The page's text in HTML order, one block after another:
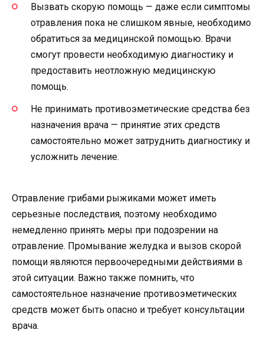
Вызвать скорую помощь — даже если симптомы
отравления пока не слишком явные, необходимо
обратиться за медицинской помощью. Врачи
смогут провести необходимую диагностику и
предоставить неотложную медицинскую
помощь.
Не принимать противоэметические средства без
назначения врача — принятие этих средств
самостоятельно может затруднить диагностику и
усложнить лечение.
Отравление грибами рыжиками может иметь
серьезные последствия, поэтому необходимо
немедленно принять меры при подозрении на
отравление. Промывание желудка и вызов скорой
помощи являются первоочередными действиями в
этой ситуации. Важно также помнить, что
самостоятельное назначение противоэметических
средств может быть опасно и требует консультации
врача.